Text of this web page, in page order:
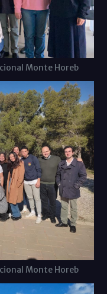
Monte Horeb
Monte Horeb